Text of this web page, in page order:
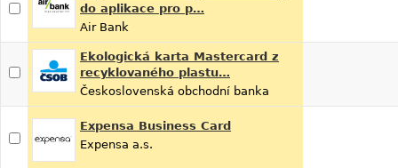
do aplikace pro p…
Air Bank
Ekologická karta Mastercard z
recyklovaného plastu…
Československá obchodní banka
Expensa Business Card
Expensa a.s.